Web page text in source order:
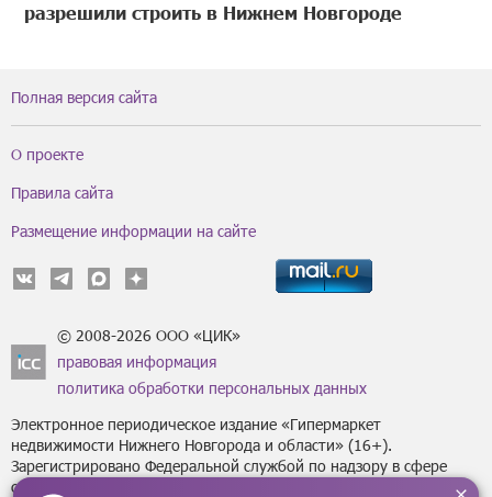
разрешили строить в Нижнем Новгороде
Полная версия сайта
О проекте
Правила сайта
Размещение информации на сайте
© 2008-2026 ООО «ЦИК»
правовая информация
политика обработки персональных данных
Электронное периодическое издание «Гипермаркет
недвижимости Нижнего Новгорода и области» (16+).
Зарегистрировано Федеральной службой по надзору в сфере
связи, информационных технологий